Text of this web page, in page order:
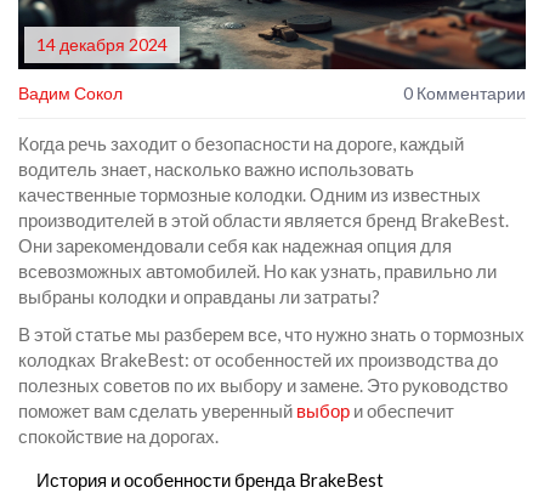
14 декабря 2024
Вадим Сокол 0 Комментарии
Когда речь заходит о безопасности на дороге, каждый
водитель знает, насколько важно использовать
качественные тормозные колодки. Одним из известных
производителей в этой области является бренд BrakeBest.
Они зарекомендовали себя как надежная опция для
всевозможных автомобилей. Но как узнать, правильно ли
выбраны колодки и оправданы ли затраты?
В этой статье мы разберем все, что нужно знать о тормозных
колодках BrakeBest: от особенностей их производства до
полезных советов по их выбору и замене. Это руководство
поможет вам сделать уверенный выбор и обеспечит
спокойствие на дорогах.
История и особенности бренда BrakeBest